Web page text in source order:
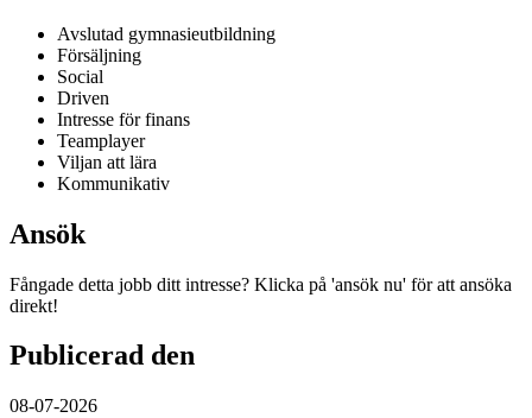
Avslutad gymnasieutbildning
Försäljning
Social
Driven
Intresse för finans
Teamplayer
Viljan att lära
Kommunikativ
Ansök
Fångade detta jobb ditt intresse? Klicka på 'ansök nu' för att ansöka
direkt!
Publicerad den
08-07-2026